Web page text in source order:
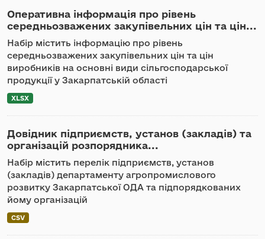
Оперативна інформація про рівень
середньозважених закупівельних цін та цін...
Набір містить інформацію про рівень
середньозважених закупівельних цін та цін
виробників на основні види сільгосподарської
продукції у Закарпатській області
XLSX
Довідник підприємств, установ (закладів) та
організацій розпорядника...
Набір містить перелік підприємств, установ
(закладів) департаменту агропромислового
розвитку Закарпатської ОДА та підпорядкованих
йому організацій
CSV